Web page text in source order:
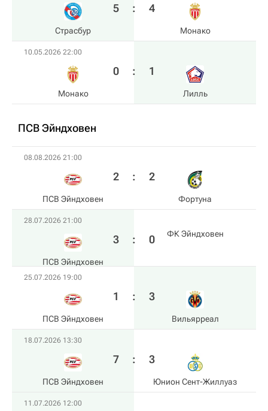
Страсбур
5 : 4
Монако
10.05.2026 22:00
Монако
0 : 1
Лилль
ПСВ Эйндховен
08.08.2026 21:00
ПСВ Эйндховен
2 : 2
Фортуна
28.07.2026 21:00
ПСВ Эйндховен
3 : 0 ФК Эйндховен
25.07.2026 19:00
ПСВ Эйндховен
1 : 3
Вильярреал
18.07.2026 13:30
ПСВ Эйндховен
7 : 3
Юнион Сент-Жиллуаз
11.07.2026 12:00